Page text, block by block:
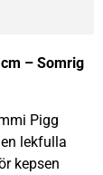
– Somrig
Pigg
lekfulla
kepsen